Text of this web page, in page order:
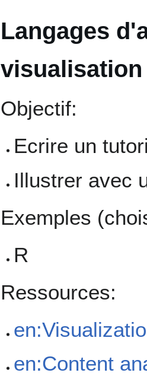
Langages
visualisation
Objectif:
Ecrire un
Illustrer avec
Exemples
R
Ressources:
en:Content